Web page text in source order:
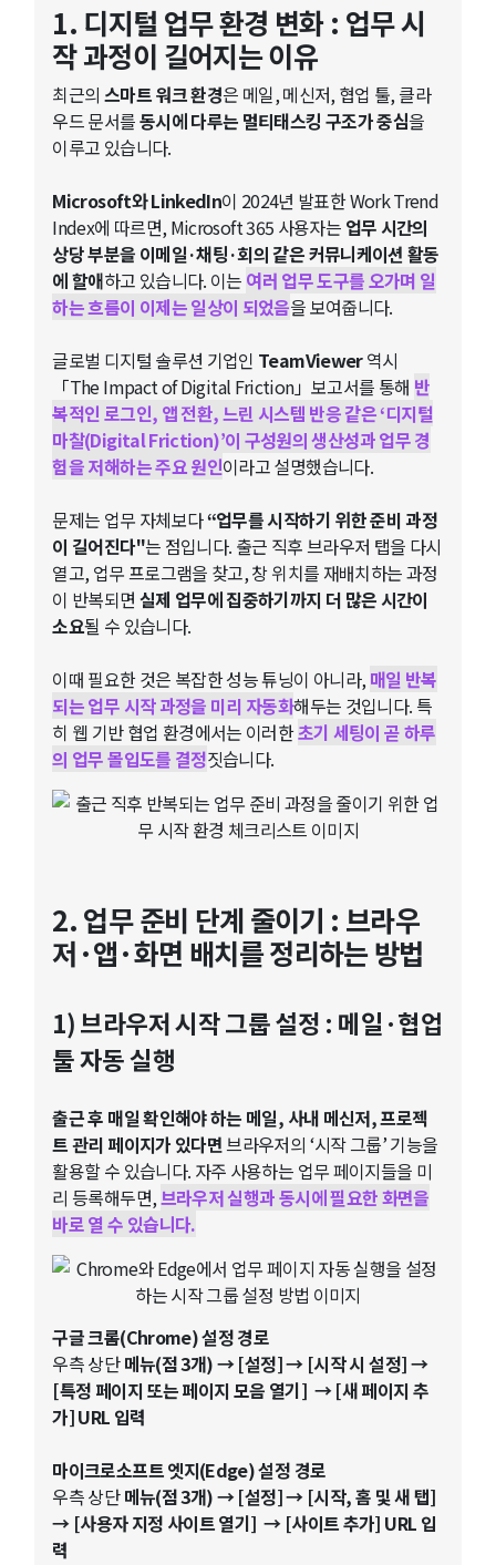
1. 디지털 업무 환경 변화 : 업무 시
작 과정이 길어지는 이유
최근의 스마트 워크 환경은 메일, 메신저, 협업 툴, 클라
우드 문서를동시에 다루는 멀티태스킹 구조가 중심을
이루고 있습니다.
Microsoft와 LinkedIn이 2024년 발표한 Work Trend
Index에 따르면, Microsoft 365 사용자는 업무 시간의
상당 부분을 이메일·채팅·회의 같은 커뮤니케이션 활동
에 할애하고 있습니다. 이는 여러 업무 도구를 오가며 일
하는 흐름이 이제는 일상이 되었음을 보여줍니다.
글로벌 디지털 솔루션 기업인 TeamViewer역시
「The Impact of Digital Friction」보고서를 통해 반
복적인 로그인, 앱 전환, 느린 시스템 반응 같은 ‘디지털
마찰(Digital Friction)’이 구성원의 생산성과 업무 경
험을 저해하는 주요 원인이라고 설명했습니다.
문제는 업무 자체보다“업무를 시작하기 위한 준비 과정
이 길어진다"는 점입니다. 출근 직후 브라우저 탭을 다시
열고, 업무 프로그램을 찾고, 창 위치를 재배치하는 과정
이 반복되면 실제 업무에 집중하기까지 더 많은 시간이
소요될 수 있습니다.
이때 필요한 것은 복잡한 성능 튜닝이 아니라, 매일 반복
되는 업무 시작 과정을 미리 자동화해두는 것입니다. 특
히 웹 기반 협업 환경에서는 이러한초기 세팅이 곧 하루
의 업무 몰입도를 결정짓습니다.
2. 업무 준비 단계 줄이기 : 브라우
저·앱·화면 배치를 정리하는 방법
1) 브라우저 시작 그룹 설정 : 메일·협업
툴 자동 실행
출근 후 매일 확인해야 하는 메일, 사내 메신저, 프로젝
트 관리 페이지가 있다면브라우저의 ‘시작 그룹’ 기능을
활용할 수 있습니다. 자주 사용하는 업무 페이지들을 미
리 등록해두면,브라우저 실행과 동시에 필요한 화면을
바로 열 수 있습니다.
구글 크롬(Chrome) 설정 경로
우측 상단메뉴(점 3개) → [설정] → [시작 시 설정] →
[특정 페이지 또는 페이지 모음 열기] → [새 페이지 추
가] URL 입력
마이크로소프트 엣지(Edge) 설정 경로
우측 상단메뉴(점 3개) → [설정] → [시작, 홈 및 새 탭]
→ [사용자 지정 사이트 열기] → [사이트 추가] URL 입
력